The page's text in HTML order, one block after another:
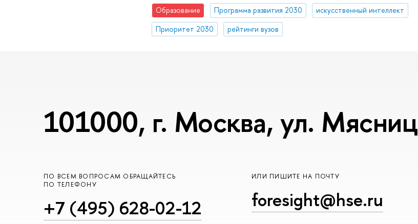
Образование Программа развития 2030
искусственный интеллект
Приоритет 2030
рейтинги вузов
101000, г. Москва, ул.
ПО ВСЕМ ВОПРОСАМ ОБРАЩАЙТЕСЬ
ПО ТЕЛЕФОНУ
+7 (495) 628-02-12
ИЛИ ПИШИТЕ НА ПОЧТУ
foresight@hse.ru